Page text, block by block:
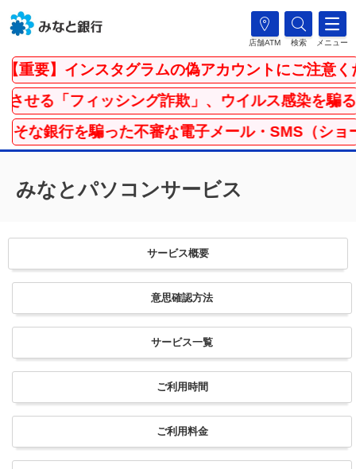
店舗ATM 検索 メニュー
重要】インスタグラムの偽アカウントにご注意く
る「フィッシング詐欺」、ウイルス感染を騙る
な銀行を騙った不審な電子メール・SMS（ショ
みなとパソコンサービス
サービス概要
意思確認方法
サービス一覧
ご利用 時間
ご利用料金